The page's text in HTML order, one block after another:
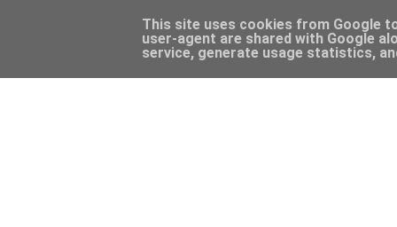
This site uses cookies from Google
user-agent are shared with Google
service, generate usage statistics,